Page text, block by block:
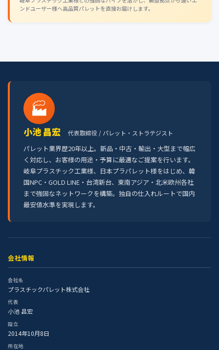
ンドユーザー様へ高品質パレットを直接お届けします。
🏭
小池 昌宏 代表取締役 / パレット・ストラテジスト
パレット業界歴20年以上。新品・中古・輸出・大型まで幅広
く対応し、お客様の用途・予算に最適なご提案を行います。
岐阜プラスチック工業様、日本プラパレット様をはじめ、韓
国NPC・GOLD LINE・台湾新台、東南アジア・北米欧州各社
まで強固なネットワークを構築。独自の仕入れルートで国内
最安値水準を実現します。
会社情報
会社名
プラスチックパレット株式会社
代表
小池 昌宏
設立
2014年10月8日
所在地